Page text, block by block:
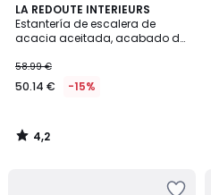
LA REDOUTE INTERIEURS
Estantería de escalera de
acacia aceitada, acabado de
58.99 €
50.14 € -15%
4,2
/ 5
4,2
/